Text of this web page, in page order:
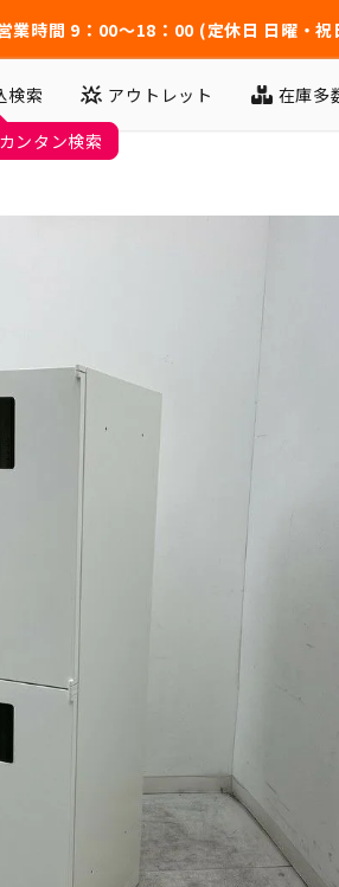
業時間 9：00～18：00 (定休日 日曜・祝
検索
ンタン検索
アウトレット 在庫多